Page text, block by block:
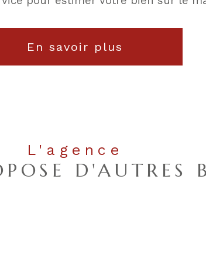
En savoir plus
L'agence
D'AUTRES